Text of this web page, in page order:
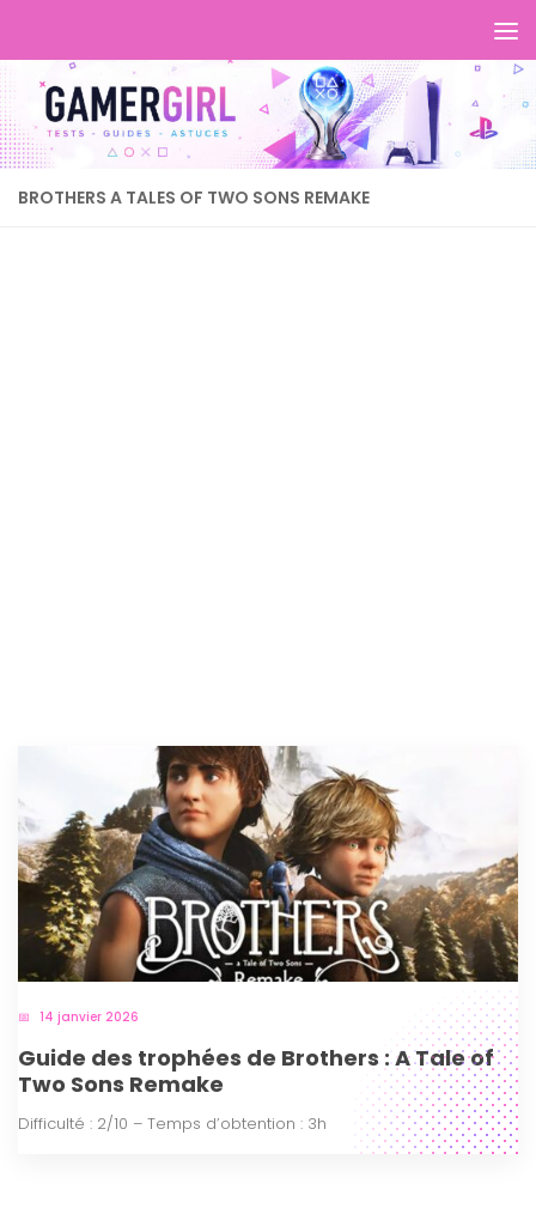
BROTHERS A TALES OF TWO SONS REMAKE
14 janvier 2026
Guide des trophées de Brothers : A Tale of
Two Sons Remake
Difficulté : 2/10 – Temps d’obtention : 3h